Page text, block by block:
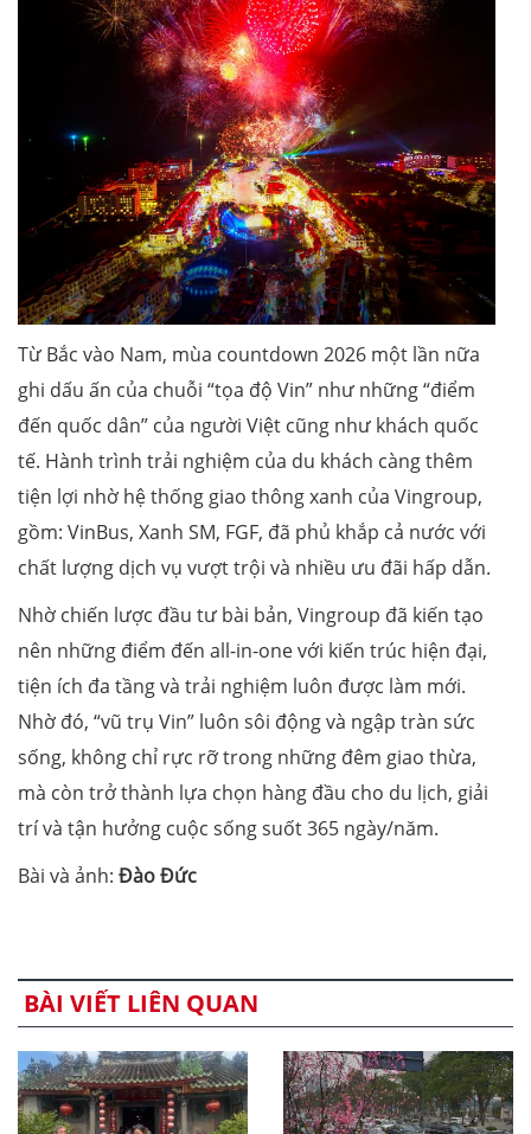
Từ Bắc vào Nam, mùa countdown 2026 một lần nữa
ghi dấu ấn của chuỗi “tọa độ Vin” như những “điểm
đến quốc dân” của người Việt cũng như khách quốc
tế. Hành trình trải nghiệm của du khách càng thêm
tiện lợi nhờ hệ thống giao thông xanh của Vingroup,
gồm: VinBus, Xanh SM, FGF, đã phủ khắp cả nước với
chất lượng dịch vụ vượt trội và nhiều ưu đãi hấp dẫn.
Nhờ chiến lược đầu tư bài bản, Vingroup đã kiến tạo
nên những điểm đến all-in-one với kiến trúc hiện đại,
tiện ích đa tầng và trải nghiệm luôn được làm mới.
Nhờ đó, “vũ trụ Vin” luôn sôi động và ngập tràn sức
sống, không chỉ rực rỡ trong những đêm giao thừa,
mà còn trở thành lựa chọn hàng đầu cho du lịch, giải
trí và tận hưởng cuộc sống suốt 365 ngày/năm.
Bài và ảnh: Đào Đức
BÀI VIẾT LIÊN QUAN